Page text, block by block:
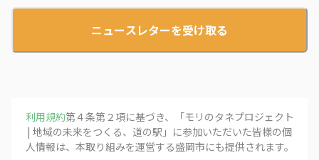
ニュースレターを受け取る
利用規約第４条第２項に基づき、「モリのタネプロジェクト
| 地域の未来をつくる、道の駅 」に参加いただいた皆様の個
人情報は、本取り組みを運営する盛岡市にも提供されます。